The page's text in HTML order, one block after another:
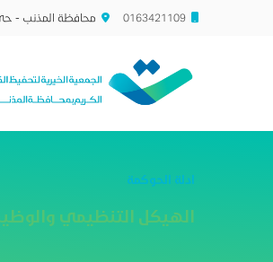
0163421109 محافظة المذنب -
ادلة الحوكمة
الهيكل التنظيمي